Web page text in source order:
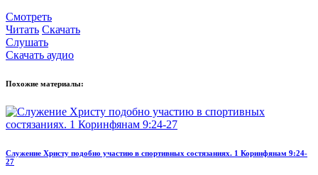
Смотреть
Читать Скачать
Слушать
Скачать аудио
Похожие материалы:
Служение Христу подобно участию в спортивных состязаниях. 1 Коринфянам 9:24-
27